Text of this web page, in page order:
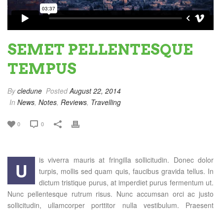
SEMET PELLENTESQUE
TEMPUS
Bycledune PostedAugust 22, 2014
In News, Notes, Reviews, Travelling
0 0
U
is viverra mauris at fringilla sollicitudin. Donec dolor
turpis, mollis sed quam quis, faucibus gravida tellus. In
dictum tristique purus, at imperdiet purus fermentum ut.
Nunc pellentesque rutrum risus. Nunc accumsan orci ac justo
sollicitudin, ullamcorper porttitor nulla vestibulum. Praesent